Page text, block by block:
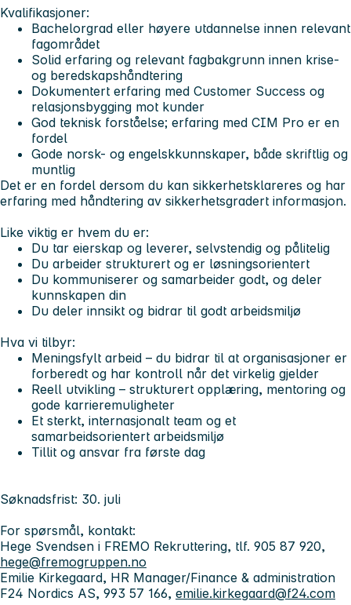
Kvalifikasjoner:
Bachelorgrad eller høyere utdannelse innen relevant
fagområdet
Solid erfaring og relevant fagbakgrunn innen krise-
og beredskapshåndtering
Dokumentert erfaring med Customer Success og
relasjonsbygging mot kunder
God teknisk forståelse; erfaring med CIM Pro er en
fordel
Gode norsk- og engelskkunnskaper, både skriftlig og
muntlig
Det er en fordel dersom du kan sikkerhetsklareres og har
erfaring med håndtering av sikkerhetsgradert informasjon.
Like viktig er hvem du er:
Du tar eierskap og leverer, selvstendig og pålitelig
Du arbeider strukturert og er løsningsorientert
Du kommuniserer og samarbeider godt, og deler
kunnskapen din
Du deler innsikt og bidrar til godt arbeidsmiljø
Hva vi tilbyr:
Meningsfylt arbeid – du bidrar til at organisasjoner er
forberedt og har kontroll når det virkelig gjelder
Reell utvikling – strukturert opplæring, mentoring og
gode karrieremuligheter
Et sterkt, internasjonalt team og et
samarbeidsorientert arbeidsmiljø
Tillit og ansvar fra første dag
Søknadsfrist: 30. juli
For spørsmål, kontakt:
Hege Svendsen i FREMO Rekruttering, tlf. 905 87 920,
hege@fremogruppen.no
Emilie Kirkegaard, HR Manager/Finance & administration
F24 Nordics AS, 993 57 166, emilie.kirkegaard@f24.com